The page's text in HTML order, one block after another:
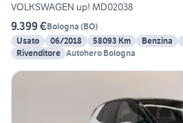
VOLKSWAGEN up! MD02038
9.399 €Bologna (BO)
Usato
06/2018 58093 Km Benzina
Rivenditore Autohero Bologna